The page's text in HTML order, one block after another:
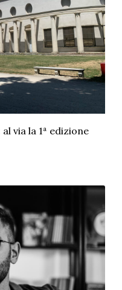
via la 1ª edizione